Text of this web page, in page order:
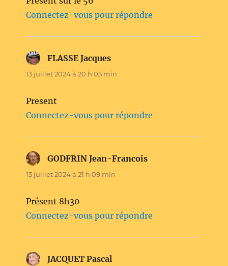
Connectez-vous pour répondre
FLASSE Jacques
13 juillet 2024 à 20 h 05 min
Present
Connectez-vous pour répondre
GODFRIN Jean-Francois
13 juillet 2024 à 21 h 09 min
Présent 8h30
Connectez-vous pour répondre
JACQUET Pascal